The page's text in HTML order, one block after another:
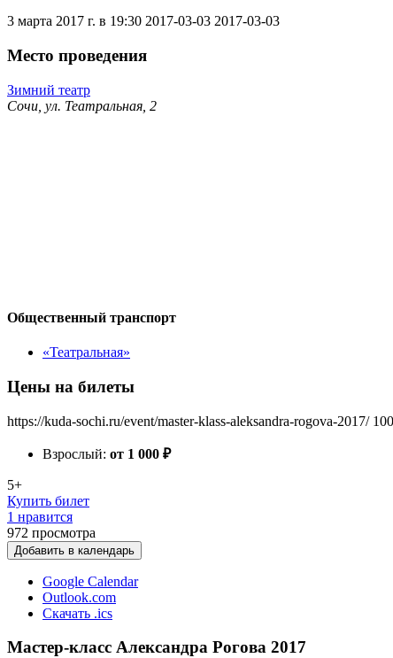
3 марта 2017 г. в 19:30 2017-03-03 2017-03-03
Место проведения
Зимний театр
Сочи, ул. Театральная, 2
Общественный транспорт
«Театральная»
Цены на билеты
https://kuda-sochi.ru/event/master-klass-aleksandra-rogova-2017/
Взрослый: от 1 000 ₽
5+
Купить билет
1 нравится
972 просмотра
Добавить в календарь
Google Calendar
Outlook.com
Скачать .ics
Мастер-класс Александра Рогова 2017